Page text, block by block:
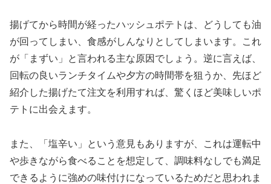
揚げてから時間が経ったハッシュポテトは、どうしても油
が回ってしまい、食感がしんなりとしてしまいます。これ
が「まずい」と言われる主な原因でしょう。逆に言えば、
回転の良いランチタイムや夕方の時間帯を狙うか、先ほど
紹介した揚げたて注文を利用すれば、驚くほど美味しいポ
テトに出会えます。
また、「塩辛い」という意見もありますが、これは運転中
や歩きながら食べることを想定して、調味料なしでも満足
できるように強めの味付けになっているためだと思われま